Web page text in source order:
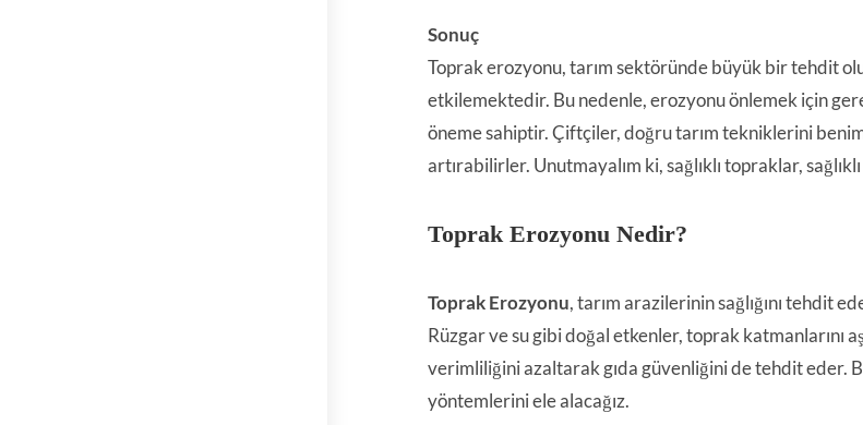
Sonuç
Toprak erozyonu, tarım sektöründe büyük bir tehdit
etkilemektedir. Bu nedenle, erozyonu önlemek için
öneme sahiptir. Çiftçiler, doğru tarım tekniklerini
artırabilirler. Unutmayalım ki, sağlıklı topraklar,
Toprak Erozyonu Nedir?
Toprak Erozyonu, tarım arazilerinin sağlığını tehdit
Rüzgar ve su gibi doğal etkenler, toprak katmanlarını
verimliliğini azaltarak gıda güvenliğini de tehdit eder.
yöntemlerini ele alacağız.